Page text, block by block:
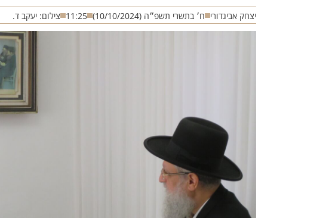
יצחק אביגדורי ח׳ בתשרי תשפ״ה (10/10/2024) 11:25 צילום: יעקב ד.